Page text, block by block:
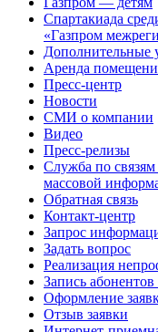
Спартакиада
«Газпром
Дополнительные
Аренда
Пресс-центр
Новости
СМИ о компании
Видео
Пресс-релизы
Служба по
массовой
Обратная связь
Контакт-центр
Запрос
Задать вопрос
Реализация
Запись
Оформление
Отзыв заявки